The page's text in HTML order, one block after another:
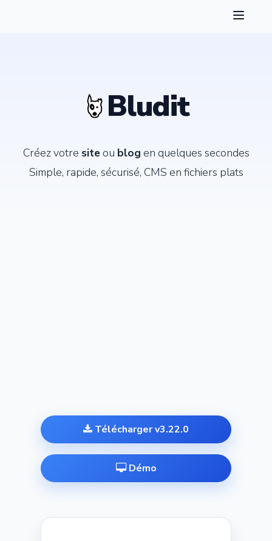
Bludit
Créez votre siteou blog en quelques secondes
Simple, rapide, sécurisé, CMS en fichiers plats
Télécharger v3.22.0
Démo